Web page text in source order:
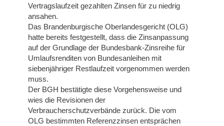
Vertragslaufzeit gezahlten Zinsen für zu niedrig
ansahen.
Das Brandenburgische Oberlandesgericht (OLG)
hatte bereits festgestellt, dass die Zinsanpassung
auf der Grundlage der Bundesbank-Zinsreihe für
Umlaufsrenditen von Bundesanleihen mit
siebenjähriger Restlaufzeit vorgenommen werden
muss.
Der BGH bestätigte diese Vorgehensweise und
wies die Revisionen der
Verbraucherschutzverbände zurück. Die vom
OLG bestimmten Referenzzinsen entsprächen